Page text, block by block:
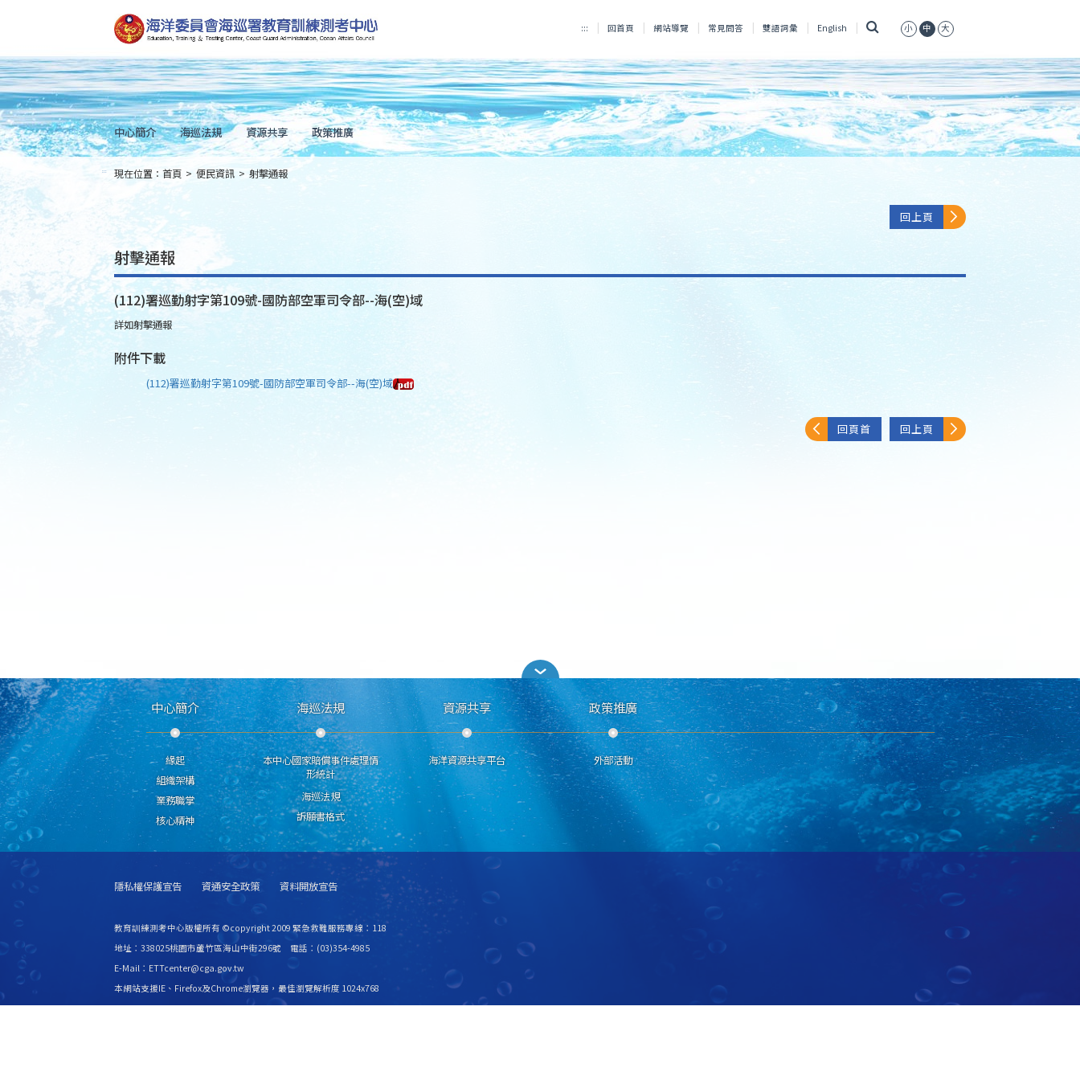
到
主
要
內
容
Skip
to
main
content
::: 回首頁 網站導覽 常見問答 雙語詞彙 English 小 中 大
中心簡介 海巡法規 資源共享 政策推廣
::: 現在位置： 首頁 > 便民資訊 > 射擊通報
回上頁
射擊通報
(112)署巡勤射字第109號-國防部空軍司令部--海(空)域
詳如射擊通報
附件下載
(112)署巡勤射字第109號-國防部空軍司令部--海(空)域
回頁首 回上頁
中心簡介
緣起
組織架構
業務職掌
核心精神
海巡法規
本中心國家賠償事件處理情
形統計
海巡法規
訴願書格式
資源共享
海洋資源共享平台
政策推廣
外部活動
隱私權保護宣告 資通安全政策 資料開放宣告
教育訓練測考中心版權所有 ©copyright 2009 緊急救難服務專線：118
地址：338025桃園市蘆竹區海山中街296號 電話：(03)354-4985
E-Mail：ETTcenter@cga.gov.tw
本網站支援IE、Firefox及Chrome瀏覽器，最佳瀏覽解析度 1024x768
更新日期115年08月07日 瀏覽人次2529925